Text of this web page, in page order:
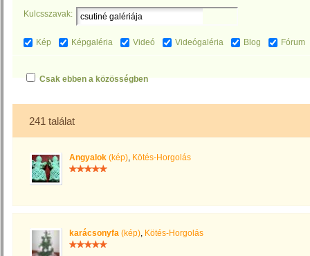
Kulcsszavak:
Kép Képgaléria Videó Videógaléria Blog Fórum
Csak ebben a közösségben
241 találat
Angyalok (kép), Kötés-Horgolás
karácsonyfa (kép), Kötés-Horgolás